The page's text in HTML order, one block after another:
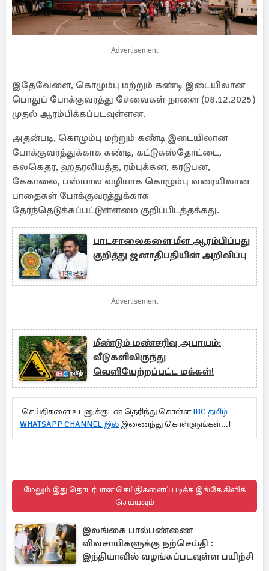
Advertisement
இதேவேளை, கொழும்பு மற்றும் கண்டி இடையிலான
பொதுப் போக்குவரத்து சேவைகள் நாளை (08.12.2025)
முதல் ஆரம்பிக்கப்படவுள்ளன.
அதன்படி, கொழும்பு மற்றும் கண்டி இடையிலான
போக்குவரத்துக்காக கண்டி, கட்டுகஸ்தோட்டை,
கலகெதர, ஹதரலியத்த, ரம்புக்கன, கரடுபன,
கேகாலை, பஸ்யால வழியாக கொழும்பு வரையிலான
பாதைகள் போக்குவரத்துக்காக
தேர்ந்தெடுக்கப்பட்டுள்ளமை குறிப்பிடத்தக்கது.
பாடசாலைகளை மீள ஆரம்பிப்பது
குறித்து ஜனாதிபதியின் அறிவிப்பு
Advertisement
மீண்டும் மண்சரிவு அபாயம்:
வீடுகளிலிருந்து
வெளியேற்றப்பட்ட மக்கள்!
செய்திகளை உடனுக்குடன் தெரிந்து கொள்ளIBC தமிழ்
WHATSAPP CHANNEL இல் இணைந்து கொள்ளுங்கள்...!
மேலும் இது தொடர்பான செய்திகளைப் படிக்க இங்கே கிளிக்
செய்யவும்
இலங்கை பால்பண்ணை
விவசாயிகளுக்கு நற்செய்தி :
இந்தியாவில் வழங்கப்படவுள்ள பயிற்சி